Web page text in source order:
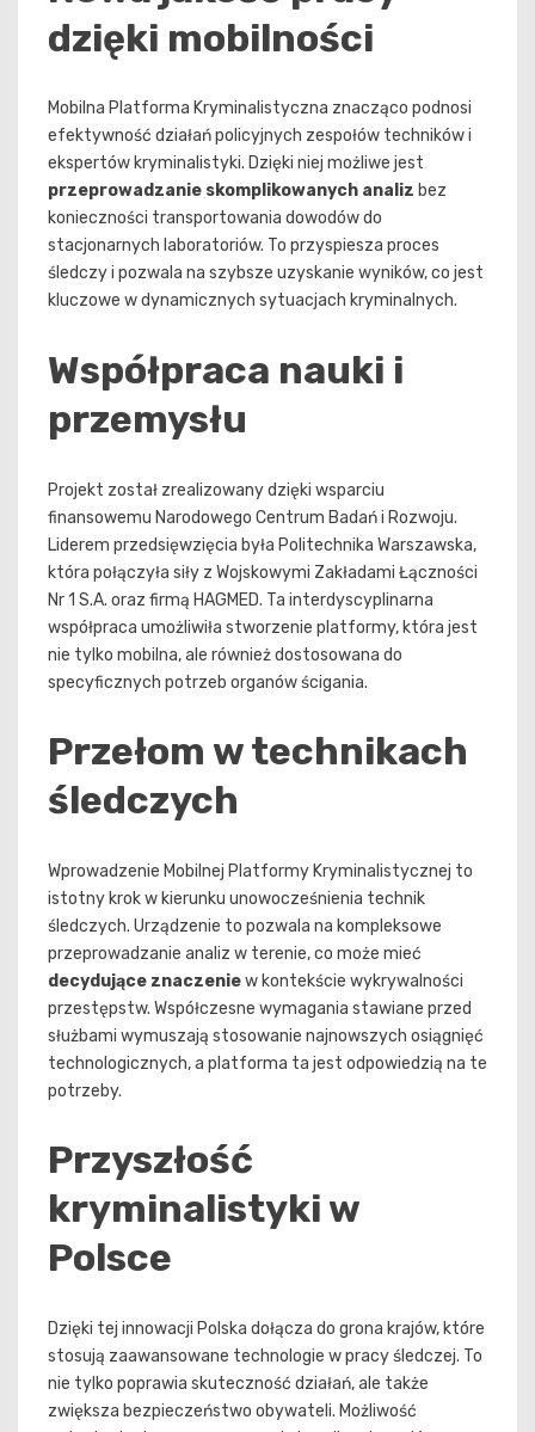
dzięki mobilności
Mobilna Platforma Kryminalistyczna znacząco podnosi
efektywność działań policyjnych zespołów techników i
ekspertów kryminalistyki. Dzięki niej możliwe jest
przeprowadzanie skomplikowanych analiz bez
konieczności transportowania dowodów do
stacjonarnych laboratoriów. To przyspiesza proces
śledczy i pozwala na szybsze uzyskanie wyników, co jest
kluczowe w dynamicznych sytuacjach kryminalnych.
Współpraca nauki i
przemysłu
Projekt został zrealizowany dzięki wsparciu
finansowemu Narodowego Centrum Badań i Rozwoju.
Liderem przedsięwzięcia była Politechnika Warszawska,
która połączyła siły z Wojskowymi Zakładami Łączności
Nr 1 S.A. oraz firmą HAGMED. Ta interdyscyplinarna
współpraca umożliwiła stworzenie platformy, która jest
nie tylko mobilna, ale również dostosowana do
specyficznych potrzeb organów ścigania.
Przełom w technikach
śledczych
Wprowadzenie Mobilnej Platformy Kryminalistycznej to
istotny krok w kierunku unowocześnienia technik
śledczych. Urządzenie to pozwala na kompleksowe
przeprowadzanie analiz w terenie, co może mieć
decydujące znaczeniew kontekście wykrywalności
przestępstw. Współczesne wymagania stawiane przed
służbami wymuszają stosowanie najnowszych osiągnięć
technologicznych, a platforma ta jest odpowiedzią na te
potrzeby.
Przyszłość
kryminalistyki w
Polsce
Dzięki tej innowacji Polska dołącza do grona krajów, które
stosują zaawansowane technologie w pracy śledczej. To
nie tylko poprawia skuteczność działań, ale także
zwiększa bezpieczeństwo obywateli. Możliwość